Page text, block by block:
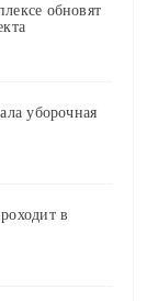
обновят
уборочная
в